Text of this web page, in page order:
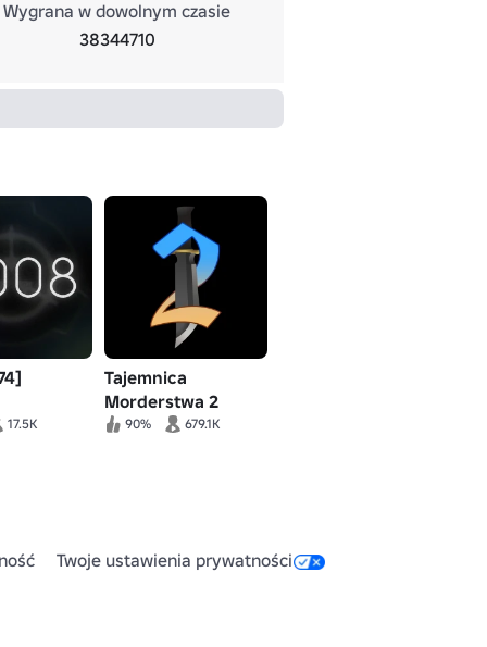
Wygrana w dowolnym czasie
38344710
17.5K
Tajemnica
Morderstwa 2
90% 679.1K
Twoje ustawienia prywatności